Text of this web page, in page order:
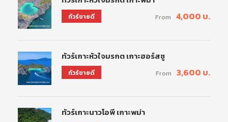
ทัวร์ขายดี From 4,000 บ.
ทัวร์เกาะหัวใจมรกต เกาะฮอร์สชู
ทัวร์ขายดี From 3,600 บ.
ทัวร์เกาะนาวโอพี เกาะพม่า